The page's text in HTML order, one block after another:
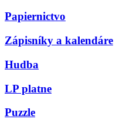
Papiernictvo
Zápisníky a kalendáre
Hudba
LP platne
Puzzle